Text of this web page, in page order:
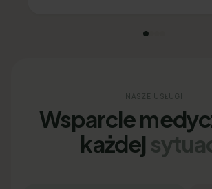
NASZE USŁUGI
Wsparcie
każdej